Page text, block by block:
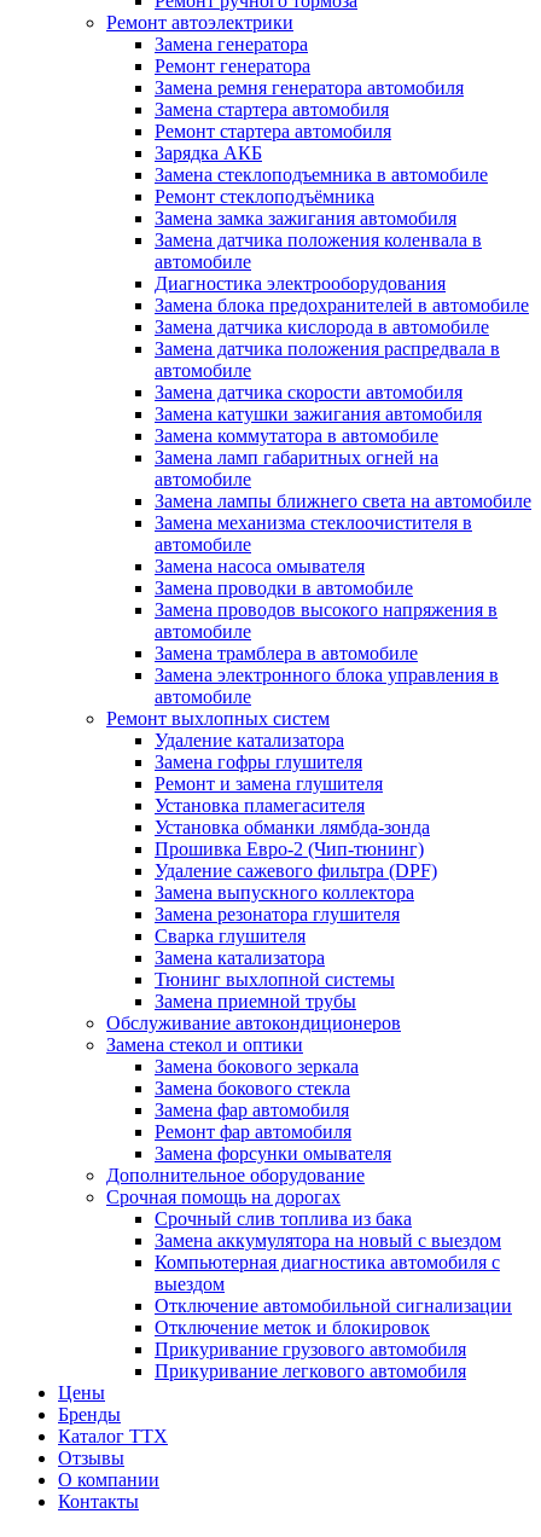
Ремонт автоэлектрики
Замена генератора
Ремонт генератора
Замена ремня генератора автомобиля
Замена стартера автомобиля
Ремонт стартера автомобиля
Зарядка АКБ
Замена стеклоподъемника в автомобиле
Ремонт стеклоподъёмника
Замена замка зажигания автомобиля
Замена датчика положения коленвала в
автомобиле
Диагностика электрооборудования
Замена блока предохранителей в автомобиле
Замена датчика кислорода в автомобиле
Замена датчика положения распредвала в
автомобиле
Замена датчика скорости автомобиля
Замена катушки зажигания автомобиля
Замена коммутатора в автомобиле
Замена ламп габаритных огней на
автомобиле
Замена лампы ближнего света на автомобиле
Замена механизма стеклоочистителя в
автомобиле
Замена насоса омывателя
Замена проводки в автомобиле
Замена проводов высокого напряжения в
автомобиле
Замена трамблера в автомобиле
Замена электронного блока управления в
автомобиле
Ремонт выхлопных систем
Удаление катализатора
Замена гофры глушителя
Ремонт и замена глушителя
Установка пламегасителя
Установка обманки лямбда-зонда
Прошивка Евро-2 (Чип-тюнинг)
Удаление сажевого фильтра (DPF)
Замена выпускного коллектора
Замена резонатора глушителя
Сварка глушителя
Замена катализатора
Тюнинг выхлопной системы
Замена приемной трубы
Обслуживание автокондиционеров
Замена стекол и оптики
Замена бокового зеркала
Замена бокового стекла
Замена фар автомобиля
Ремонт фар автомобиля
Замена форсунки омывателя
Дополнительное оборудование
Срочная помощь на дорогах
Срочный слив топлива из бака
Замена аккумулятора на новый с выездом
Компьютерная диагностика автомобиля с
выездом
Отключение автомобильной сигнализации
Отключение меток и блокировок
Прикуривание грузового автомобиля
Прикуривание легкового автомобиля
Цены
Бренды
Каталог ТТХ
Отзывы
О компании
Контакты